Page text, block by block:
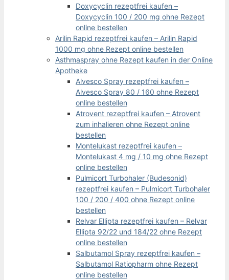
Doxycyclin rezeptfrei kaufen –
Doxycyclin 100 / 200 mg ohne Rezept
online bestellen
Arilin Rapid rezeptfrei kaufen – Arilin Rapid
1000 mg ohne Rezept online bestellen
Asthmaspray ohne Rezept kaufen in der Online
Apotheke
Alvesco Spray rezeptfrei kaufen –
Alvesco Spray 80 / 160 ohne Rezept
online bestellen
Atrovent rezeptfrei kaufen – Atrovent
zum inhalieren ohne Rezept online
bestellen
Montelukast rezeptfrei kaufen –
Montelukast 4 mg / 10 mg ohne Rezept
online bestellen
Pulmicort Turbohaler (Budesonid)
rezeptfrei kaufen – Pulmicort Turbohaler
100 / 200 / 400 ohne Rezept online
bestellen
Relvar Ellipta rezeptfrei kaufen – Relvar
Ellipta 92/22 und 184/22 ohne Rezept
online bestellen
Salbutamol Spray rezeptfrei kaufen –
Salbutamol Ratiopharm ohne Rezept
online bestellen